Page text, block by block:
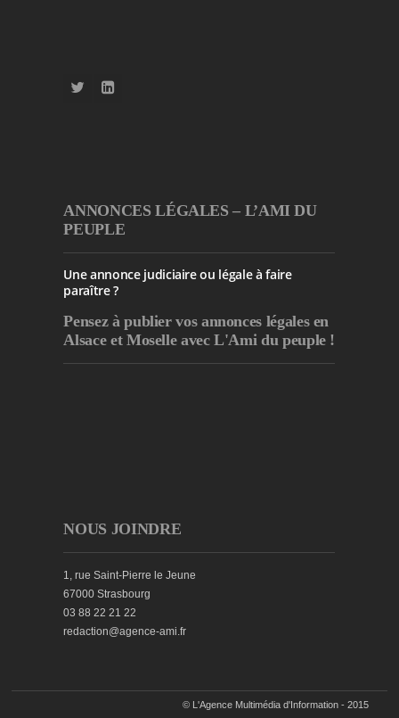
ANNONCES LÉGALES – L’AMI DU
PEUPLE
Une annonce judiciaire ou légale à faire
paraître ?
Pensez à publiervos annonces légales en
Alsace et Moselle avec L'Ami du peuple !
NOUS JOINDRE
1, rue Saint-Pierre le Jeune
67000 Strasbourg
03 88 22 21 22
redaction@agence-ami.fr
© L'Agence Multimédia d'Information - 2015